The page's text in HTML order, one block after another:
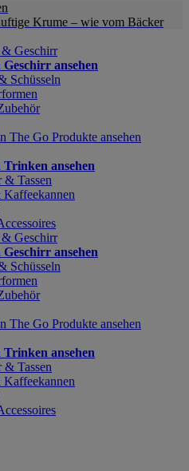
Krume – wie vom Bäcker
Geschirr
ansehen
Schüsseln
The Go Produkte ansehen
Trinken ansehen
& Tassen
Kaffeekannen
Geschirr
ansehen
Schüsseln
The Go Produkte ansehen
Trinken ansehen
& Tassen
Kaffeekannen